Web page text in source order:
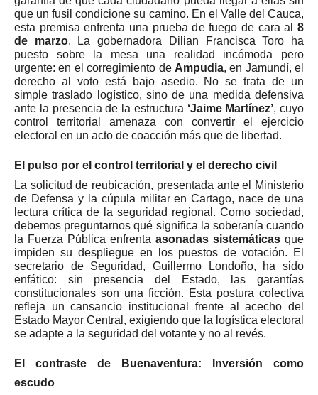
que un fusil condicione su camino. En el Valle del Cauca,
esta premisa enfrenta una prueba de fuego de cara al 8
de marzo. La gobernadora Dilian Francisca Toro ha
puesto sobre la mesa una realidad incómoda pero
urgente: en el corregimiento de Ampudia, en Jamundí, el
derecho al voto está bajo asedio. No se trata de un
simple traslado logístico, sino de una medida defensiva
ante la presencia de la estructura ‘Jaime Martínez’, cuyo
control territorial amenaza con convertir el ejercicio
electoral en un acto de coacción más que de libertad.
El pulso por el control territorial y el derecho civil
La solicitud de reubicación, presentada ante el Ministerio
de Defensa y la cúpula militar en Cartago, nace de una
lectura crítica de la seguridad regional. Como sociedad,
debemos preguntarnos qué significa la soberanía cuando
la Fuerza Pública enfrenta asonadas sistemáticas que
impiden su despliegue en los puestos de votación. El
secretario de Seguridad, Guillermo Londoño, ha sido
enfático: sin presencia del Estado, las garantías
constitucionales son una ficción. Esta postura colectiva
refleja un cansancio institucional frente al acecho del
Estado Mayor Central, exigiendo que la logística electoral
se adapte a la seguridad del votante y no al revés.
El contraste de Buenaventura: Inversión como
escudo